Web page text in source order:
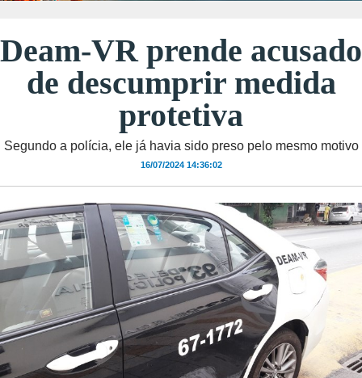
Deam-VR prende acusado
de descumprir medida
protetiva
Segundo a polícia, ele já havia sido preso pelo mesmo motivo
16/07/2024 14:36:02